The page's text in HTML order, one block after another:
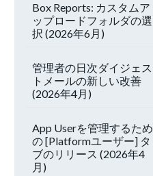
Box Reports: カスタムア
ップロードフォルダの選
択 (2026年6月)
管理者の日次ダイジェス
トメールの新しい改善
(2026年4月)
App Userを管理するため
の [Platformユーザー] タ
ブのリリース (2026年4
月)